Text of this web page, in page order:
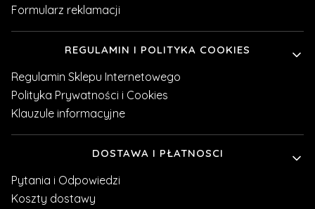
Formularz reklamacji
REGULAMIN I POLITYKA COOKIES
Regulamin Sklepu Internetowego
Polityka Prywatności i Cookies
Klauzule informacyjne
DOSTAWA I PŁATNOSCI
Pytania i Odpowiedzi
Koszty dostawy